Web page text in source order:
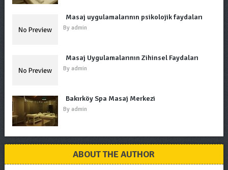
Masaj uygulamalarının psikolojik faydaları
By admin
Masaj Uygulamalarının Zihinsel Faydaları
By admin
Bakırköy Spa Masaj Merkezi
By admin
ABOUT THE AUTHOR